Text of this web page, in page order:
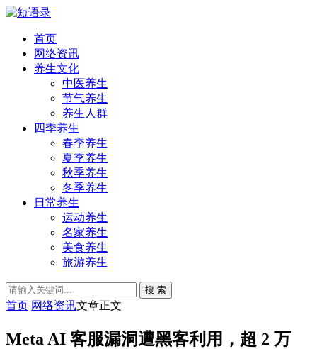
首页
网络资讯
养生文化
中医养生
节气养生
养生人群
四季养生
春季养生
夏季养生
秋季养生
冬季养生
日常养生
运动养生
名家养生
美食养生
旅游养生
搜 索
首页 网络资讯文章正文
Meta AI 客服漏洞遭黑客利用，超 2 万